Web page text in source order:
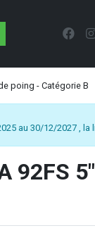
poing - Catégorie B
au 30/12/2027 ,
92FS